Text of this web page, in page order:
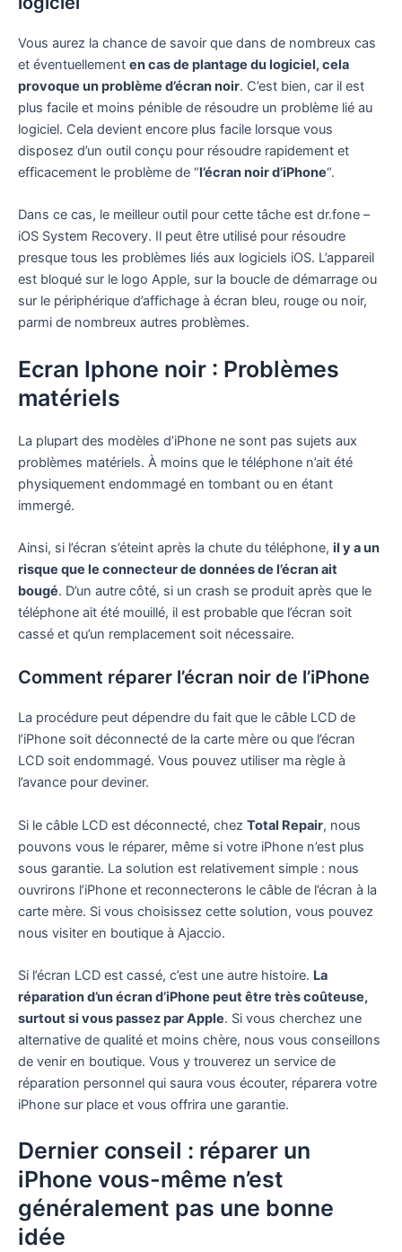
Vous aurez la chance de savoir que dans de nombreux cas
et éventuellement en cas de plantage du logiciel, cela
provoque un problème d’écran noir. C’est bien, car il est
plus facile et moins pénible de résoudre un problème lié au
logiciel. Cela devient encore plus facile lorsque vous
disposez d’un outil conçu pour résoudre rapidement et
efficacement le problème de “l’écran noir d’iPhone“.
Dans ce cas, le meilleur outil pour cette tâche est dr.fone –
iOS System Recovery. Il peut être utilisé pour résoudre
presque tous les problèmes liés aux logiciels iOS. L’appareil
est bloqué sur le logo Apple, sur la boucle de démarrage ou
sur le périphérique d’affichage à écran bleu, rouge ou noir,
parmi de nombreux autres problèmes.
Ecran Iphone noir : Problèmes
matériels
La plupart des modèles d’iPhone ne sont pas sujets aux
problèmes matériels. À moins que le téléphone n’ait été
physiquement endommagé en tombant ou en étant
immergé.
Ainsi, si l’écran s’éteint après la chute du téléphone, il y a un
risque que le connecteur de données de l’écran ait
bougé. D’un autre côté, si un crash se produit après que le
téléphone ait été mouillé, il est probable que l’écran soit
cassé et qu’un remplacement soit nécessaire.
Comment réparer l’écran noir de l’iPhone
La procédure peut dépendre du fait que le câble LCD de
l’iPhone soit déconnecté de la carte mère ou que l’écran
LCD soit endommagé. Vous pouvez utiliser ma règle à
l’avance pour deviner.
Si le câble LCD est déconnecté, chez Total Repair, nous
pouvons vous le réparer, même si votre iPhone n’est plus
sous garantie. La solution est relativement simple : nous
ouvrirons l’iPhone et reconnecterons le câble de l’écran à la
carte mère. Si vous choisissez cette solution, vous pouvez
nous visiter en boutique à Ajaccio.
Si l’écran LCD est cassé, c’est une autre histoire. La
réparation d’un écran d’iPhone peut être très coûteuse,
surtout si vous passez par Apple. Si vous cherchez une
alternative de qualité et moins chère, nous vous conseillons
de venir en boutique. Vous y trouverez un service de
réparation personnel qui saura vous écouter, réparera votre
iPhone sur place et vous offrira une garantie.
Dernier conseil : réparer un
iPhone vous-même n’est
généralement pas une bonne
idée